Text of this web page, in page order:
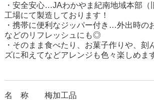
・安全安心…JAわかやま紀南地域本部（
工場にて製造しております！
・携帯に便利なジッパー付き…外出時の
などのリフレッシュにも◎
・そのまま食べたり、お菓子作りや、刻
ズに和えてなどアレンジも色々楽しめま
名 称 梅加工品